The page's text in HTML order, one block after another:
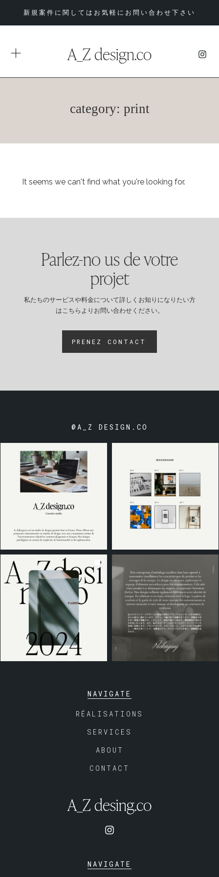
新規案件に関してはお気軽にお問い合わせ下さい
A_Z design.co
category: print
It seems we can't find what you're looking for.
Parlez-no us de votre
projet
私たちのサービスや料金について詳しくお知りになりたい方
はこちらよりお問い合わせください。
PRENEZ CONTACT
@A_Z DESIGN.CO
NAVIGATE
RÉALISATIONS
SERVICES
ABOUT
CONTACT
A_Z desing.co
NAVIGATE